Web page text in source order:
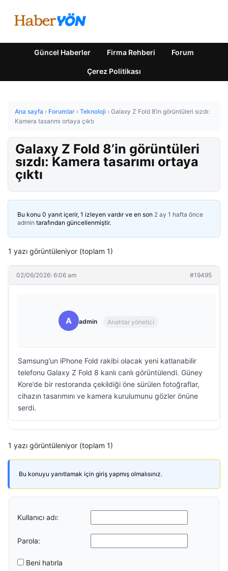
Güncel Haberler Firma Rehberi Forum
Çerez Politikası
Ana sayfa › Forumlar › Teknoloji › Galaxy Z Fold 8’in görüntüleri sızdı:
Kamera tasarımı ortaya çıktı
Galaxy Z Fold 8’in görüntüleri
sızdı: Kamera tasarımı ortaya
çıktı
Bu konu 0 yanıt içerir, 1 izleyen vardır ve en son 2 ay 1 hafta önce
admin tarafından güncellenmiştir.
1 yazı görüntüleniyor (toplam 1)
02/06/2026: 6:06 am #19495
A admin Anahtar yönetici
Samsung’un iPhone Fold rakibi olacak yeni katlanabilir
telefonu Galaxy Z Fold 8 kanlı canlı görüntülendi. Güney
Kore’de bir restoranda çekildiği öne sürülen fotoğraflar,
cihazın tasarımını ve kamera kurulumunu gözler önüne
serdi.
1 yazı görüntüleniyor (toplam 1)
Bu konuyu yanıtlamak için giriş yapmış olmalısınız.
Kullanıcı adı:
Parola:
Beni hatırla